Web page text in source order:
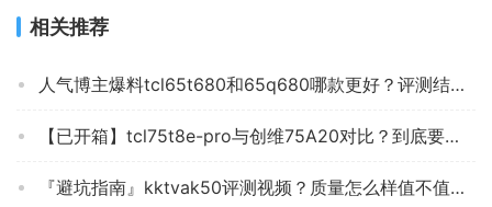
相关推荐
人气博主爆料tcl65t680和65q680哪款更好？评测结果不看后悔
【已开箱】tcl75t8e-pro与创维75A20对比？到底要怎么选择
『避坑指南』kktvak50评测视频？质量怎么样值不值得买